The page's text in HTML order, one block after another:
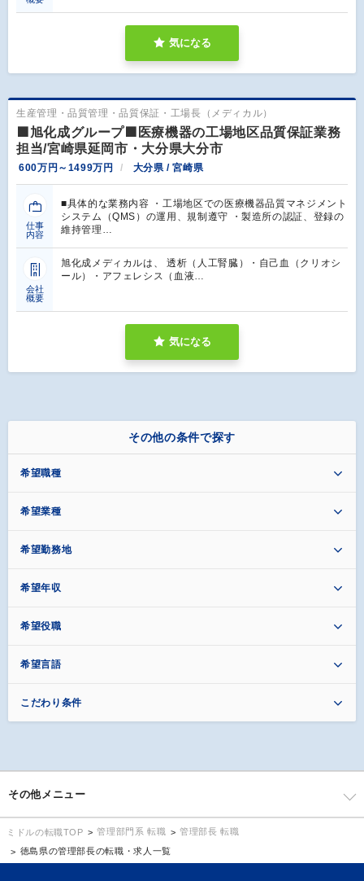
気になる
生産管理・品質管理・品質保証・工場長（メディカル）
🟩旭化成グループ🟩医療機器の工場地区品質保証業務
担当/宮崎県延岡市・大分県大分市
600万円～1499万円 大分県 / 宮崎県
仕事
内容
■具体的な業務内容 ・工場地区での医療機器品質マネジメント
システム（QMS）の運用、規制遵守 ・製造所の認証、登録の
維持管理…
会社
概要
旭化成メディカルは、 透析（人工腎臓）・自己血（クリオシ
ール）・アフェレシス（血液…
気になる
その他の条件で探す
希望職種
希望業種
希望勤務地
希望年収
希望役職
希望言語
こだわり条件
その他メニュー
ミドルの転職TOP 管理部門系 転職
管理部長 転職
徳島県の管理部長の転職・求人一覧